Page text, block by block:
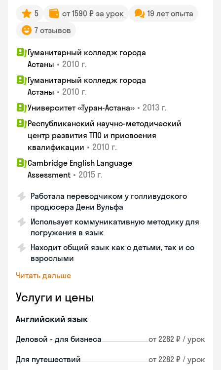
5 от 1590 ₽ за урок
19 лет опыта
7 отзывов
Гуманитарный колледж города
Астаны • 2010 г.
Гуманитарный колледж города
Астаны • 2010 г.
Университет «Туран-Астана» • 2013 г.
Республиканский научно-методический
центр развития ТПО и присвоения
квалификации • 2010 г.
Cambridge English Language
Assessment • 2015 г.
Работала переводчиком у голливудского
продюсера Дени Вульфа
Использует коммуникативную методику для
погружения в язык
Находит общий язык как с детьми, так и со
взрослыми
Читать дальше
Услуги и цены
Английский язык
Деловой - для бизнеса от 2282 ₽ / урок
Для путешествий от 2282 ₽ / урок